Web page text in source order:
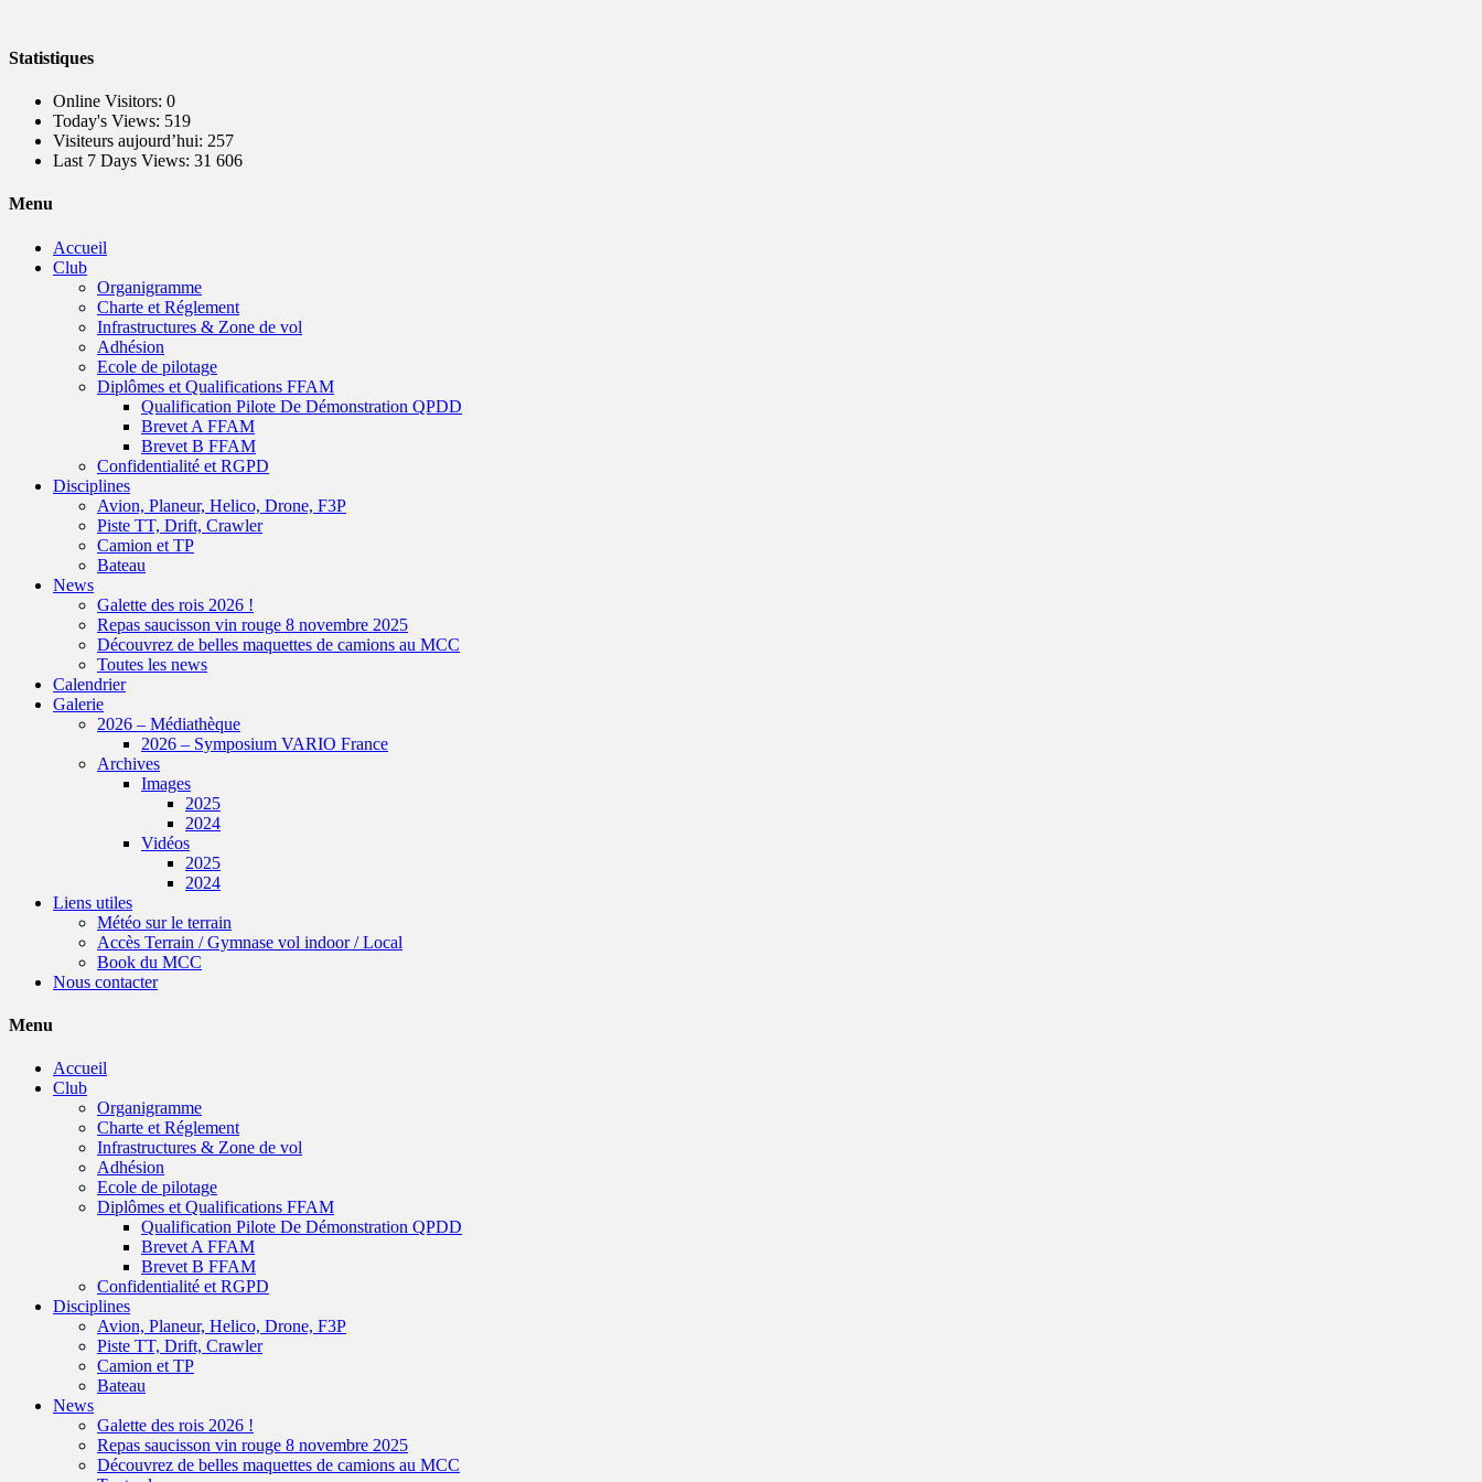
Statistiques
Online Visitors: 0
Today's Views: 519
Visiteurs aujourd’hui: 257
Last 7 Days Views: 31 606
Menu
Accueil
Club
Organigramme
Charte et Réglement
Infrastructures & Zone de vol
Adhésion
Ecole de pilotage
Diplômes et Qualifications FFAM
Qualification Pilote De Démonstration QPDD
Brevet A FFAM
Brevet B FFAM
Confidentialité et RGPD
Disciplines
Avion, Planeur, Helico, Drone, F3P
Piste TT, Drift, Crawler
Camion et TP
Bateau
News
Galette des rois 2026 !
Repas saucisson vin rouge 8 novembre 2025
Découvrez de belles maquettes de camions au MCC
Toutes les news
Calendrier
Galerie
2026 – Médiathèque
2026 – Symposium VARIO France
Archives
Images
2025
2024
Vidéos
2025
2024
Liens utiles
Météo sur le terrain
Accès Terrain / Gymnase vol indoor / Local
Book du MCC
Nous contacter
Menu
Accueil
Club
Organigramme
Charte et Réglement
Infrastructures & Zone de vol
Adhésion
Ecole de pilotage
Diplômes et Qualifications FFAM
Qualification Pilote De Démonstration QPDD
Brevet A FFAM
Brevet B FFAM
Confidentialité et RGPD
Disciplines
Avion, Planeur, Helico, Drone, F3P
Piste TT, Drift, Crawler
Camion et TP
Bateau
News
Galette des rois 2026 !
Repas saucisson vin rouge 8 novembre 2025
Découvrez de belles maquettes de camions au MCC